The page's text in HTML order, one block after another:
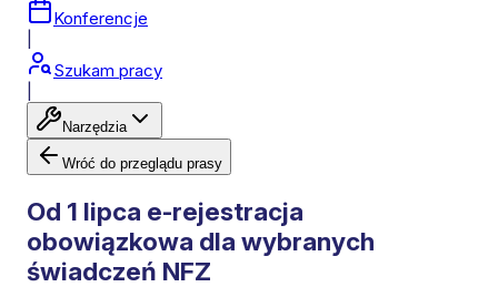
Konferencje
Szukam pracy
Narzędzia
Wróć do przeglądu prasy
Od 1 lipca e-rejestracja
obowiązkowa dla wybranych
świadczeń NFZ